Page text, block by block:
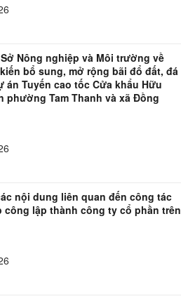
Nông nghiệp và Môi trường về
bổ sung, mở rộng bãi đổ đất, đá
Tuyến cao tốc Cửa khẩu Hữu
phường Tam Thanh và xã Đồng
nội dung liên quan đến công tác
lập thành công ty cổ phần trên